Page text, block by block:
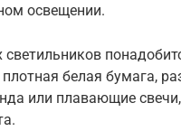
освещении.
светильников
белая бумага,
или плавающие